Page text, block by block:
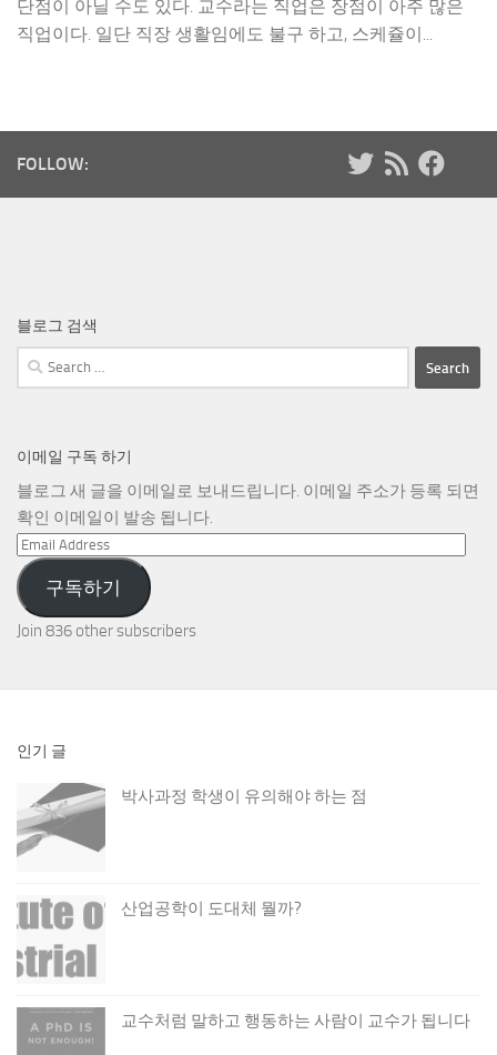
단점이 아닐 수도 있다. 교수라는 직업은 장점이 아주 많은
직업이다. 일단 직장 생활임에도 불구 하고, 스케쥴이...
FOLLOW:
블로그 검색
Search
for:
이메일 구독 하기
블로그 새 글을 이메일로 보내드립니다. 이메일 주소가 등록 되면
확인 이메일이 발송 됩니다.
Email
Address
구독하기
Join 836 other subscribers
인기 글
박사과정 학생이 유의해야 하는 점
산업공학이 도대체 뭘까?
교수처럼 말하고 행동하는 사람이 교수가 됩니다